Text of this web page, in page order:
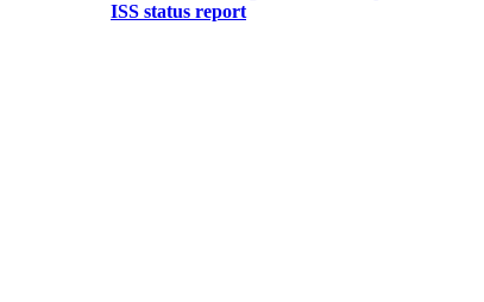
ISS status report